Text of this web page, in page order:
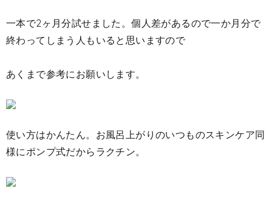
一本で2ヶ月分試せました。個人差があるので一か月分で
終わってしまう人もいると思いますので
あくまで参考にお願いします。
使い方はかんたん。お風呂上がりのいつものスキンケア同
様にポンプ式だからラクチン。